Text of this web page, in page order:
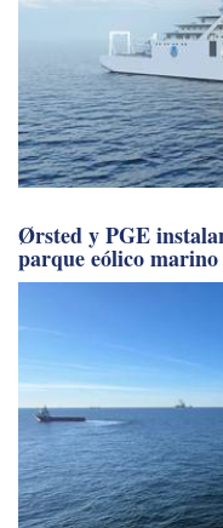
Ørsted y PGE
parque eólico marino